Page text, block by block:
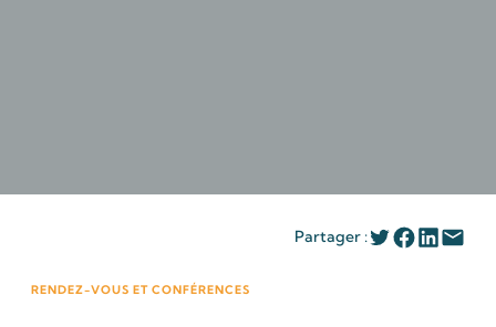
Partager :
RENDEZ-VOUS ET CONFÉRENCES